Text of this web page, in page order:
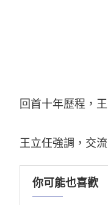
回首十年歷程，
王立任強調，交
你可能也喜歡